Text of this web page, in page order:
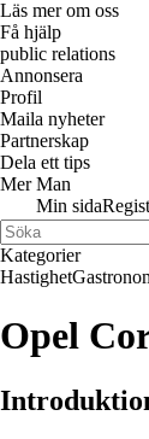
Läs mer om oss
Få hjälp
public relations
Annonsera
Profil
Maila nyheter
Partnerskap
Dela ett tips
Mer Man
Min sida
Kategorier
Hastighet
Opel